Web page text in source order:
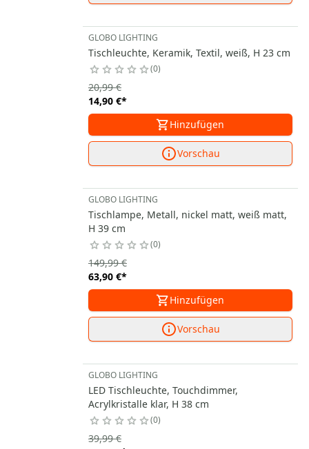
GLOBO LIGHTING
Tischleuchte, Keramik, Textil, weiß, H 23 cm
0
14,90 €*
20,99 €
Hinzufügen
Vorschau
GLOBO LIGHTING
Tischlampe, Metall, nickel matt, weiß matt,
H 39 cm
0
63,90 €*
149,99 €
Hinzufügen
Vorschau
GLOBO LIGHTING
LED Tischleuchte, Touchdimmer,
Acrylkristalle klar, H 38 cm
0
39,99 €